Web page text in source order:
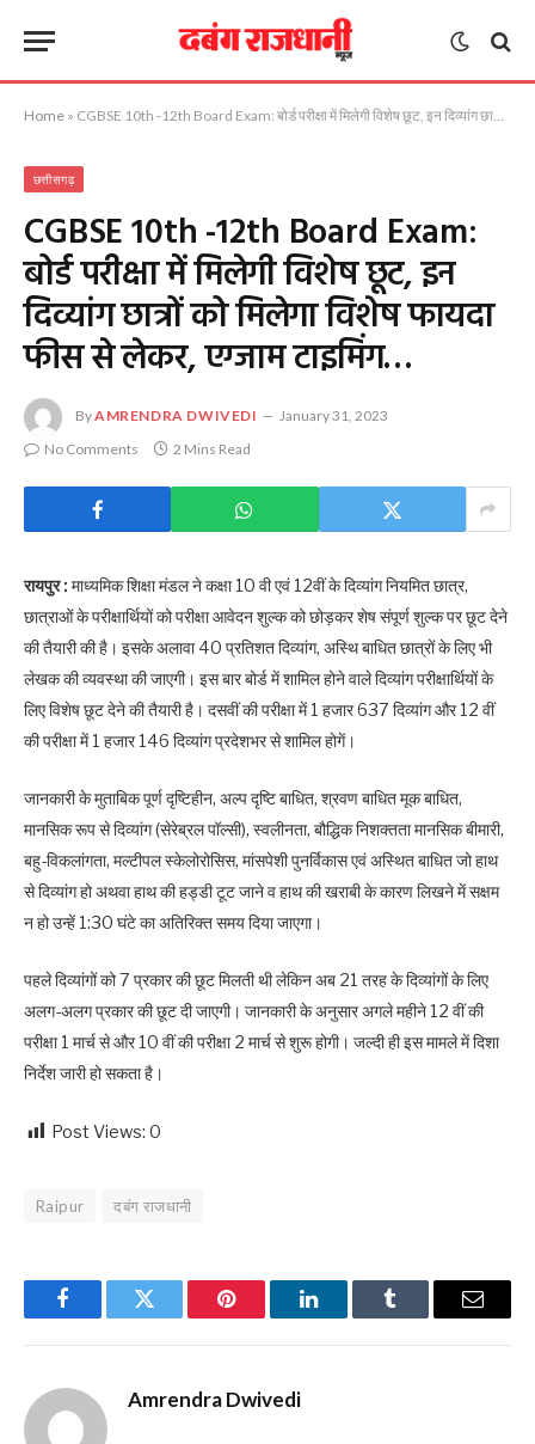
Home » CGBSE 10th -12th Board Exam: बोर्ड परीक्षा में मिलेगी विशेष छूट, इन दिव्यांग छात्रों को मिलेगा विशेष फायदा फीस से लेकर, एग्जाम टाइमिंग…
छत्तीसगढ़
CGBSE 10th -12th Board Exam:
बोर्ड परीक्षा में मिलेगी विशेष छूट, इन
दिव्यांग छात्रों को मिलेगा विशेष फायदा
फीस से लेकर, एग्जाम टाइमिंग…
ByAMRENDRA DWIVEDI
January 31, 2023
No Comments
2 Mins Read
रायपुर : माध्यमिक शिक्षा मंडल ने कक्षा 10 वी एवं 12वीं के दिव्यांग नियमित छात्र,
छात्राओं के परीक्षार्थियों को परीक्षा आवेदन शुल्क को छोड़कर शेष संपूर्ण शुल्क पर छूट देने
की तैयारी की है। इसके अलावा 40 प्रतिशत दिव्यांग, अस्थि बाधित छात्रों के लिए भी
लेखक की व्यवस्था की जाएगी। इस बार बोर्ड में शामिल होने वाले दिव्यांग परीक्षार्थियों के
लिए विशेष छूट देने की तैयारी है। दसवीं की परीक्षा में 1 हजार 637 दिव्यांग और 12 वीं
की परीक्षा में 1 हजार 146 दिव्यांग प्रदेशभर से शामिल होगें।
जानकारी के मुताबिक पूर्ण दृष्टिहीन, अल्प दृष्टि बाधित, श्रवण बाधित मूक बाधित,
मानसिक रूप से दिव्यांग (सेरेब्रल पॉल्सी), स्वलीनता, बौद्धिक निशक्तता मानसिक बीमारी,
बहु-विकलांगता, मल्टीपल स्केलोरोसिस, मांसपेशी पुनर्विकास एवं अस्थित बाधित जो हाथ
से दिव्यांग हो अथवा हाथ की हड्डी टूट जाने व हाथ की खराबी के कारण लिखने में सक्षम
न हो उन्हें 1:30 घंटे का अतिरिक्त समय दिया जाएगा।
पहले दिव्यांगों को 7 प्रकार की छूट मिलती थी लेकिन अब 21 तरह के दिव्यांगों के लिए
अलग-अलग प्रकार की छूट दी जाएगी। जानकारी के अनुसार अगले महीने 12 वीं की
परीक्षा 1 मार्च से और 10 वीं की परीक्षा 2 मार्च से शुरू होगी। जल्दी ही इस मामले में दिशा
निर्देश जारी हो सकता है।
Post Views: 0
Raipur दबंग राजधानी
FacebookTwitter Pinterest LinkedInTumblr Email
Amrendra Dwivedi